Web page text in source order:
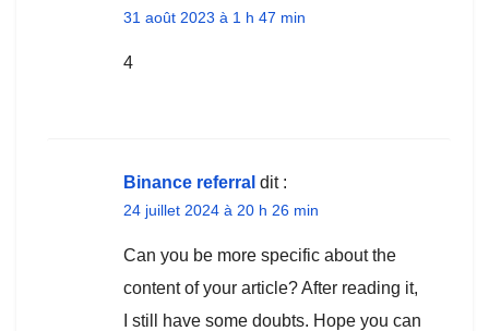
31 août 2023 à 1 h 47 min
4
Binance referral dit :
24 juillet 2024 à 20 h 26 min
Can you be more specific about the
content of your article? After reading it,
I still have some doubts. Hope you can